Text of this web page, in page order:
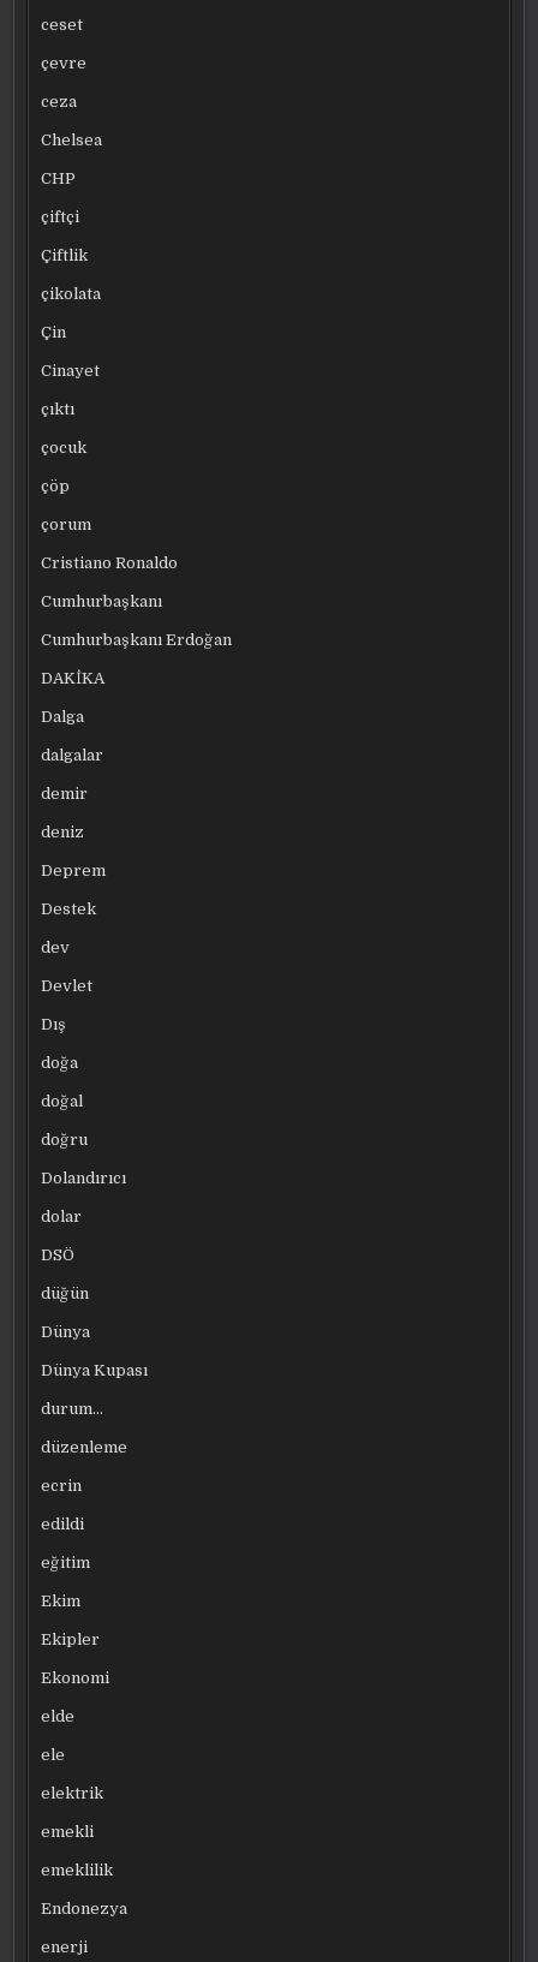
ceset
çevre
ceza
Chelsea
CHP
çiftçi
Çiftlik
çikolata
Çin
Cinayet
çıktı
çocuk
çöp
çorum
Cristiano Ronaldo
Cumhurbaşkanı
Cumhurbaşkanı Erdoğan
DAKİKA
Dalga
dalgalar
demir
deniz
Deprem
Destek
dev
Devlet
Dış
doğa
doğal
doğru
Dolandırıcı
dolar
DSÖ
düğün
Dünya
Dünya Kupası
durum…
düzenleme
ecrin
edildi
eğitim
Ekim
Ekipler
Ekonomi
elde
ele
elektrik
emekli
emeklilik
Endonezya
enerji